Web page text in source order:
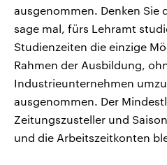
ausgenommen. Denken Sie
sage mal, fürs Lehramt
Studienzeiten die einzige
Rahmen der Ausbildung,
Industrieunternehmen
ausgenommen. Der
Zeitungszusteller und
und die Arbeitszeitkonten